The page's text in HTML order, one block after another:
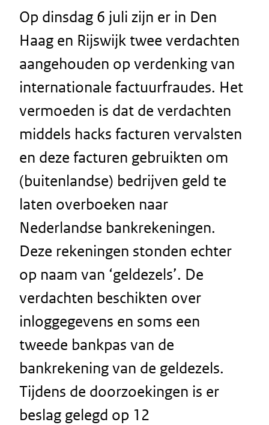
Op dinsdag 6 juli zijn er in Den
Haag en Rijswijk twee verdachten
aangehouden op verdenking van
internationale factuurfraudes. Het
vermoeden is dat de verdachten
middels hacks facturen vervalsten
en deze facturen gebruikten om
(buitenlandse) bedrijven geld te
laten overboeken naar
Nederlandse bankrekeningen.
Deze rekeningen stonden echter
op naam van ‘geldezels’. De
verdachten beschikten over
inloggegevens en soms een
tweede bankpas van de
bankrekening van de geldezels.
Tijdens de doorzoekingen is er
beslag gelegd op 12